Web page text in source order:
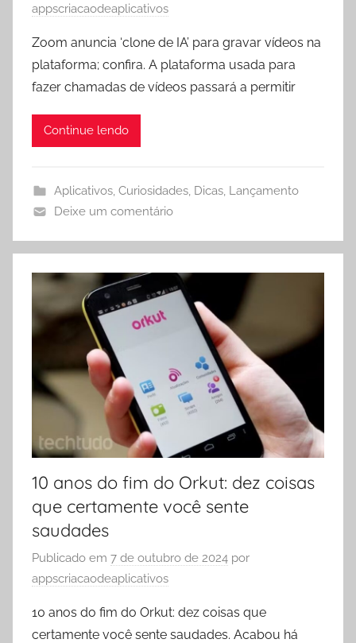
appscriacaodeaplicativos
Zoom anuncia ‘clone de IA’ para gravar vídeos na
plataforma; confira. A plataforma usada para
fazer chamadas de vídeos passará a permitir
Continue lendo
Aplicativos, Curiosidades, Dicas, Lançamento
Deixe um comentário
10 anos do fim do Orkut: dez coisas
que certamente você sente
saudades
Publicado em 7 de outubro de 2024 por
appscriacaodeaplicativos
10 anos do fim do Orkut: dez coisas que
certamente você sente saudades. Acabou há